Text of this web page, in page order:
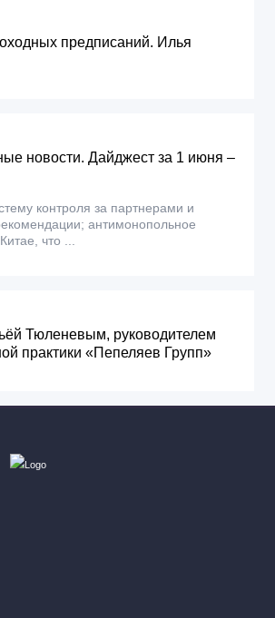
предписаний. Илья
новости. Дайджест за 1 июня –
контроля за партнерами и
антимонопольное
что ...
Тюленевым, руководителем
практики «Пепеляев Групп»